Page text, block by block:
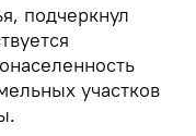
подчеркнул
участков